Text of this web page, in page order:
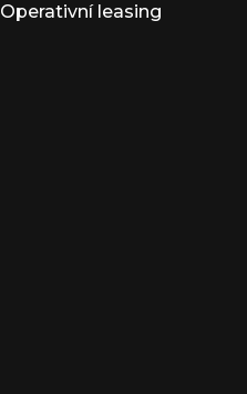
Operativní leasing